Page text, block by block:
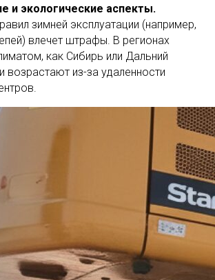
и экологические аспекты.
зимней эксплуатации (например,
влечет штрафы. В регионах
как Сибирь или Дальний
возрастают из-за удаленности